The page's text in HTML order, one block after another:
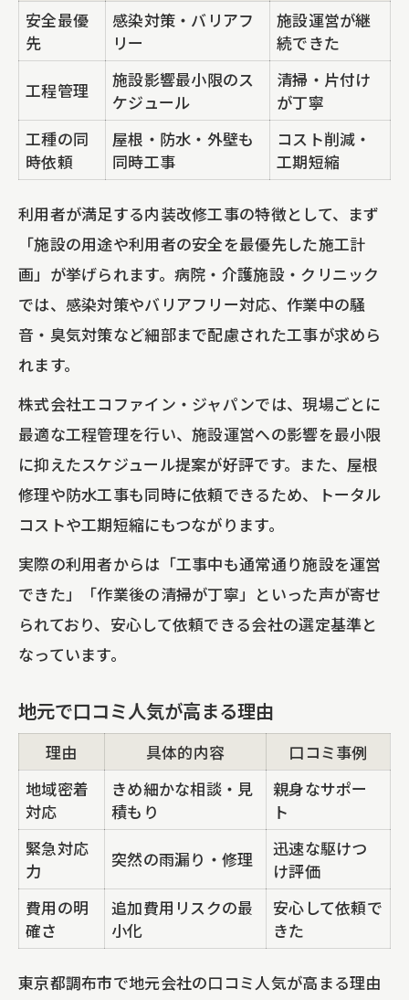
安全最優
先
感染対策・バリアフ
リー
施設運営が継
続できた
工程管理
施設影響最小限のス
ケジュール
清掃・片付け
が丁寧
工種の同
時依頼
屋根・防水・外壁も
同時工事
コスト削減・
工期短縮
利用者が満足する内装改修工事の特徴として、まず
「施設の用途や利用者の安全を最優先した施工計
画」が挙げられます。病院・介護施設・クリニック
では、感染対策やバリアフリー対応、作業中の騒
音・臭気対策など細部まで配慮された工事が求めら
れます。
株式会社エコファイン・ジャパンでは、現場ごとに
最適な工程管理を行い、施設運営への影響を最小限
に抑えたスケジュール提案が好評です。また、屋根
修理や防水工事も同時に依頼できるため、トータル
コストや工期短縮にもつながります。
実際の利用者からは「工事中も通常通り施設を運営
できた」「作業後の清掃が丁寧」といった声が寄せ
られており、安心して依頼できる会社の選定基準と
なっています。
地元で口コミ人気が高まる理由
理由 具体的内容
口コミ事例
地域密着
対応
きめ細かな相談・見
積もり
親身なサポー
ト
緊急対応
力
突然の雨漏り・修理
迅速な駆けつ
け評価
費用の明
確さ
追加費用リスクの最
小化
安心して依頼で
きた
東京都調布市で地元会社の口コミ人気が高まる理由